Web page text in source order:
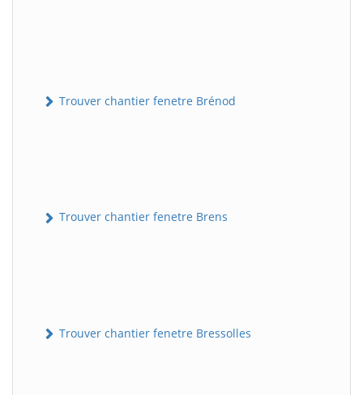
Trouver chantier fenetre Brénod
Trouver chantier fenetre Brens
Trouver chantier fenetre Bressolles